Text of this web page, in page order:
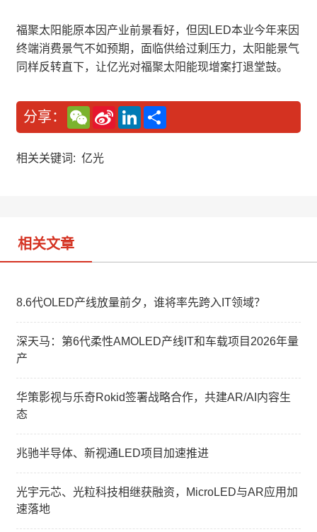
福聚太阳能原本因产业前景看好，但因LED本业今年来因
终端消费景气不如预期，面临供给过剩压力，太阳能景气
同样反转直下，让亿光对福聚太阳能现增案打退堂鼓。
分享：
W
e
C
a
S
n
L
n
相关关键词: 亿光
相关文章
8.6代OLED产线放量前夕，谁将率先跨入IT领域？
深天马：第6代柔性AMOLED产线IT和车载项目2026年量
产
华策影视与乐奇Rokid签署战略合作，共建AR/AI内容生
态
兆驰半导体、新视通LED项目加速推进
光宇元芯、光粒科技相继获融资，MicroLED与AR应用加
速落地